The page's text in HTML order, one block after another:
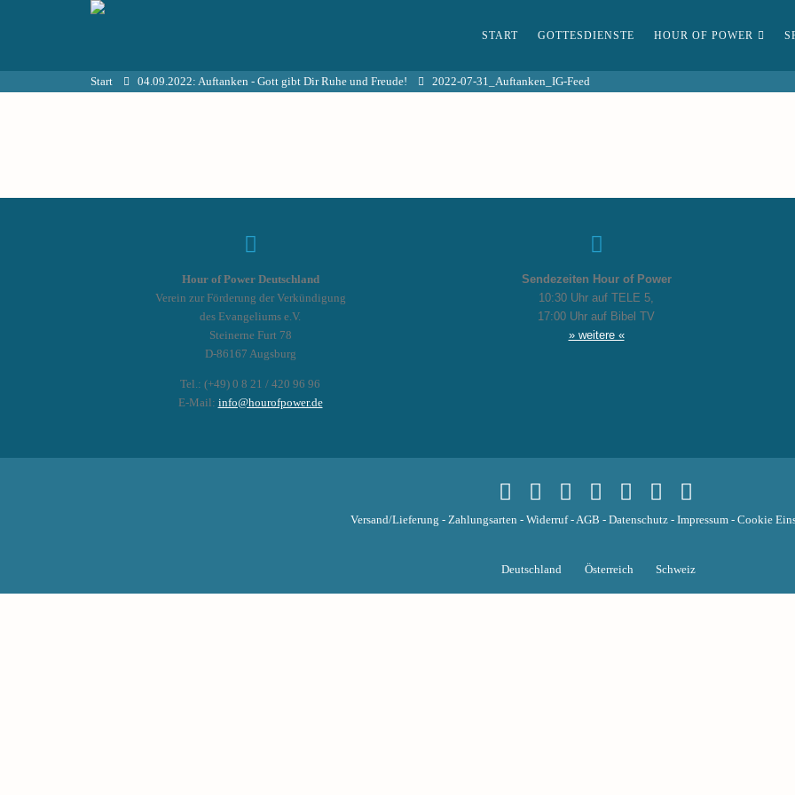
START GOTTESDIENSTE HOUR OF POWER
Start 04.09.2022: Auftanken - Gott gibt Dir Ruhe und Freude! 2022-07-31_Auftanken_IG-Feed
Hour of Power Deutschland
Verein zur Förderung der Verkündigung
des Evangeliums e.V.
Steinerne Furt 78
D-86167 Augsburg
Tel.: (+49) 0 8 21 / 420 96 96
E-Mail: info@hourofpower.de
Sendezeiten Hour of Power
10:30 Uhr auf TELE 5,
17:00 Uhr auf Bibel TV
» weitere «
Versand/Lieferung - Zahlungsarten - Widerruf-AGB - Datenschutz- Impressum- Cookie
Deutschland Österreich Schweiz